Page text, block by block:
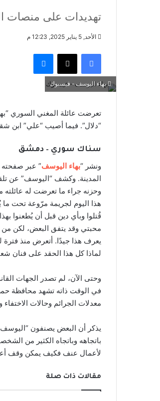
تهديدات على منصات
الأحد, 5 يناير 2025, 12:23 م
فيسبوك
بهاء اليوسف - فيسبوك
تعرضت عائلة المغني السوري
“دلال”. فيما أصيب “علي” ابن
سناك سوري – دمشق
ونشر “بهاء اليوسف” عبر
المدينة. وكشف “اليوسف” عن
وحزنه جراء ما تعرضت له
هذا اليوم لجريمة مرّوعة تحت
قُتلوا وبأي دين قبل أن يُطعنوا
محبتي وقد يتفق البعض، لكن من
يعرف هذا جيدًا. أتعرض منذ فترة
لماذا كل هذا الحقد على فنان
وحتى الآن، لم تصدر الجهات
في الوقت ذاته تشهد محافظة
معدلات الجرائم وحالات الاختفاء
يذكر أن البعض يصنفون
باتجاهه وباتجاه الكثير من
لأعمال عنف فكيف يمكن وقف
مقالات ذات صلة